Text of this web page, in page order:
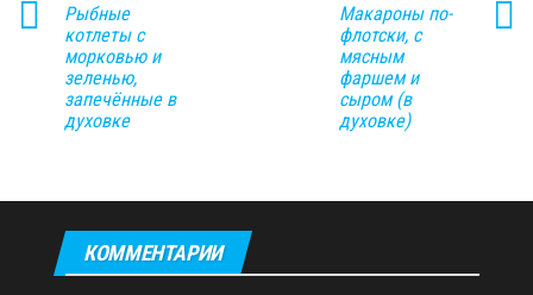
Рыбные
котлеты с
морковью и
зеленью,
запечённые в
духовке
Макароны по-
флотски, с
мясным
фаршем и
сыром (в
духовке)
КОММЕНТАРИИ